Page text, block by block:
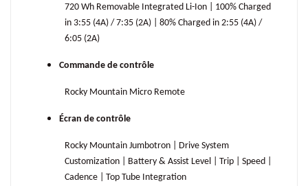
720 Wh Removable Integrated Li-Ion | 100% Charged
in 3:55 (4A) / 7:35 (2A) | 80% Charged in 2:55 (4A) /
6:05 (2A)
Commande de contrôle
Rocky Mountain Micro Remote
Écran de contrôle
Rocky Mountain Jumbotron | Drive System
Customization | Battery & Assist Level | Trip | Speed |
Cadence | Top Tube Integration